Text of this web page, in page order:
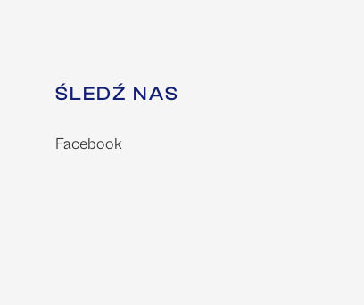
ŚLEDŹ NAS
Facebook